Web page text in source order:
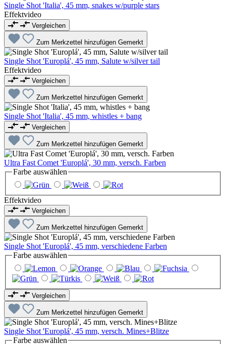
Single Shot 'Italia', 45 mm, snakes w/purple stars
Effektvideo
Vergleichen
Zum Merkzettel hinzufügen Gemerkt
Single Shot 'Europlá', 45 mm, Salute w/silver tail
Effektvideo
Vergleichen
Zum Merkzettel hinzufügen Gemerkt
Single Shot 'Italia', 45 mm, whistles + bang
Vergleichen
Zum Merkzettel hinzufügen Gemerkt
Ultra Fast Comet 'Europlá', 30 mm, versch. Farben
Farbe auswählen
Effektvideo
Vergleichen
Zum Merkzettel hinzufügen Gemerkt
Single Shot 'Europlá', 45 mm, verschiedene Farben
Farbe auswählen
Vergleichen
Zum Merkzettel hinzufügen Gemerkt
Single Shot 'Europlá', 45 mm, versch. Mines+Blitze
Farbe auswählen